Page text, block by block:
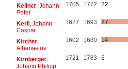
Kellner, Johann
Peter
1705 1772 22
Kerll, Johann
Caspar
1627 1693 27
Kircher,
Athanasius
1602 1680 14
Kirnberger,
Johann Philipp
1721 1783 6